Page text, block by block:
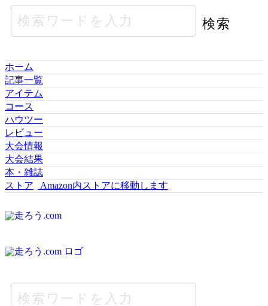
ホーム
記事一覧
アイテム
コース
ハウツー
レビュー
大会情報
大会結果
本・雑誌
ストア
Amazon内ストアに移動します